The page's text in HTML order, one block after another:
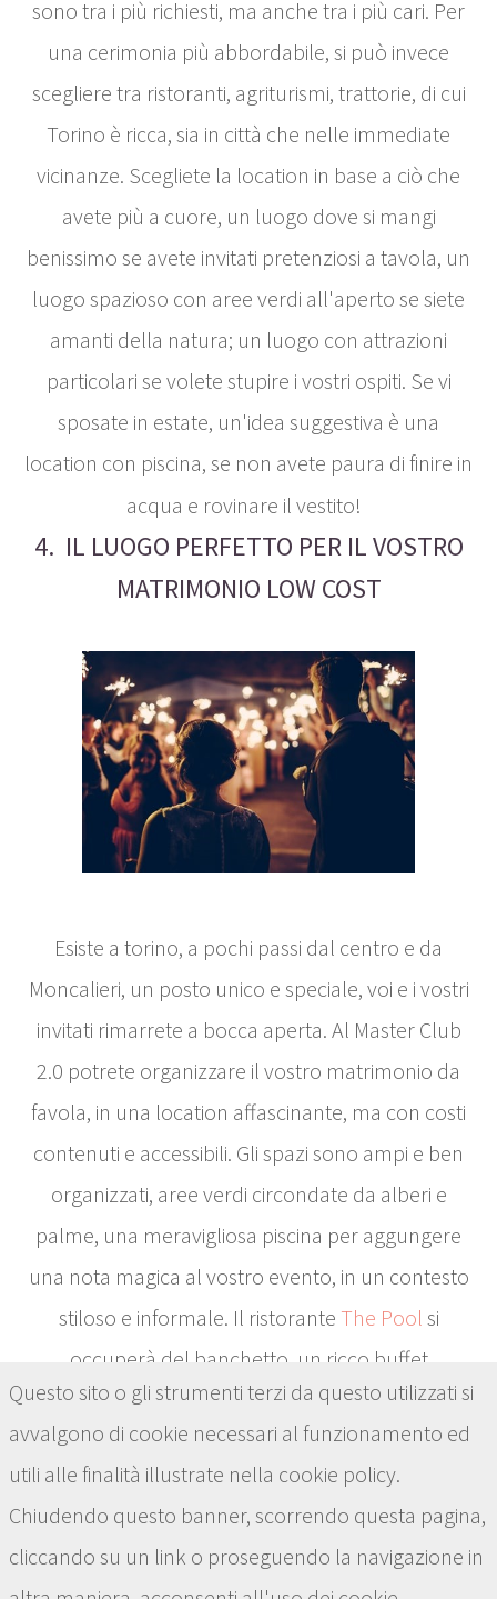
sono tra i più richiesti, ma anche tra i più cari. Per
una cerimonia più abbordabile, si può invece
scegliere tra ristoranti, agriturismi, trattorie, di cui
Torino è ricca, sia in città che nelle immediate
vicinanze. Scegliete la location in base a ciò che
avete più a cuore, un luogo dove si mangi
benissimo se avete invitati pretenziosi a tavola, un
luogo spazioso con aree verdi all'aperto se siete
amanti della natura; un luogo con attrazioni
particolari se volete stupire i vostri ospiti. Se vi
sposate in estate, un'idea suggestiva è una
location con piscina, se non avete paura di finire in
acqua e rovinare il vestito!
4. IL LUOGO PERFETTO PER IL VOSTRO
MATRIMONIO LOW COST
Esiste a torino, a pochi passi dal centro e da
Moncalieri, un posto unico e speciale, voi e i vostri
invitati rimarrete a bocca aperta. Al Master Club
2.0 potrete organizzare il vostro matrimonio da
favola, in una location affascinante, ma con costi
contenuti e accessibili. Gli spazi sono ampi e ben
organizzati, aree verdi circondate da alberi e
palme, una meravigliosa piscina per aggungere
una nota magica al vostro evento, in un contesto
stiloso e informale. Il ristorante The Pool si
occuperà del banchetto, un ricco buffet
all'aperto, allestito con cura e dedizione dal
nostro staff; gli ospiti saranno accolti e intrattenuti
con un gustoso aperitivo a bordo piscina, per poi
spostarvi per il pranzo nella zona riservata. La
musica di sottofondo o dal vivo accompagnerà la
Questo sito o gli strumenti terzi da questo utilizzati si
avvalgono di cookie necessari al funzionamento ed
utili alle finalità illustrate nella cookie policy.
Chiudendo questo banner, scorrendo questa pagina,
cliccando su un link o proseguendo la navigazione in